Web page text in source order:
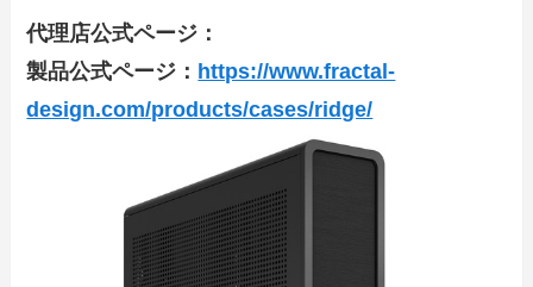
代理店公式ページ：
製品公式ページ： https://www.fractal-
design.com/products/cases/ridge/